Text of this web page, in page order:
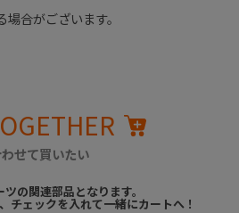
合がございます。
せて買いたい
ツの関連部品となります。
チェックを入れて一緒にカートへ！